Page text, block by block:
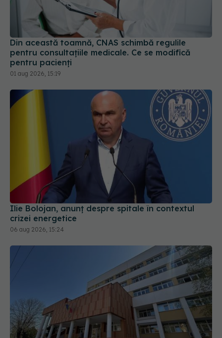
Din această toamnă, CNAS schimbă regulile
pentru consultațiile medicale. Ce se modifică
pentru pacienți
01 aug 2026, 15:19
Ilie Bolojan, anunț despre spitale în contextul
crizei energetice
06 aug 2026, 15:24
Pană majoră de curent afectează activitatea